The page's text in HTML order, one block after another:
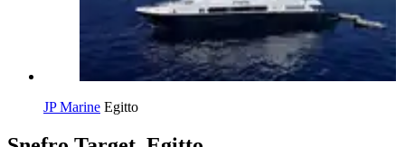
JP Marine Egitto